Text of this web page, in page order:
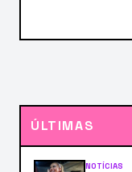
ÚLTIMAS
NOTÍCIAS